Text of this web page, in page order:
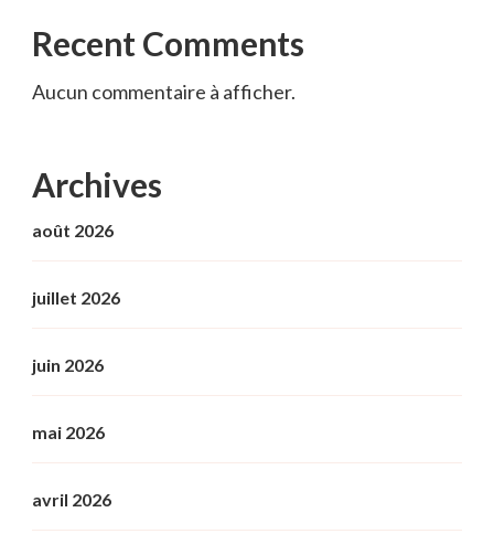
Recent Comments
Aucun commentaire à afficher.
Archives
août 2026
juillet 2026
juin 2026
mai 2026
avril 2026